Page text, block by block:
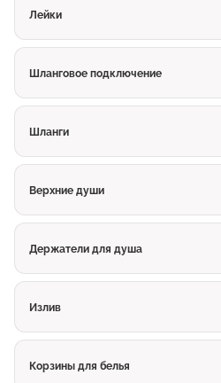
Лейки
Шланговое подключение
Шланги
Верхние души
Держатели для душа
Излив
Корзины для белья